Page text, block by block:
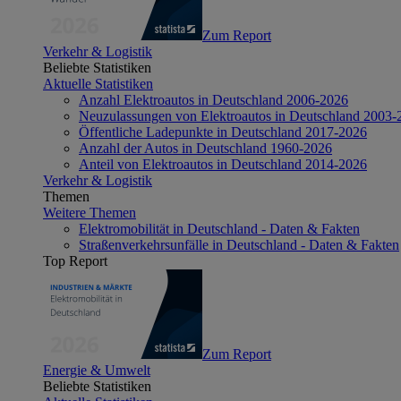
Zum Report
Verkehr & Logistik
Beliebte Statistiken
Aktuelle Statistiken
Anzahl Elektroautos in Deutschland 2006-2026
Neuzulassungen von Elektroautos in Deutschland 2003-
Öffentliche Ladepunkte in Deutschland 2017-2026
Anzahl der Autos in Deutschland 1960-2026
Anteil von Elektroautos in Deutschland 2014-2026
Verkehr & Logistik
Themen
Weitere Themen
Elektromobilität in Deutschland - Daten & Fakten
Straßenverkehrsunfälle in Deutschland - Daten & Fakten
Top Report
Zum Report
Energie & Umwelt
Beliebte Statistiken